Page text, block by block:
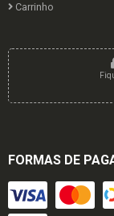
Carrinho
FORMAS DE